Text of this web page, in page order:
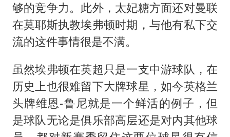
够的竞争力。此外，太妃糖方面还对曼联
在莫耶斯执教埃弗顿时期，与他有私下交
流的这件事情很是不满。
虽然埃弗顿在英超只是一支中游球队，在
历史上也很难留下大牌球星，如今英格兰
头牌维恩-鲁尼就是一个鲜活的例子，但
是球队无论是俱乐部高层还是对内其他球